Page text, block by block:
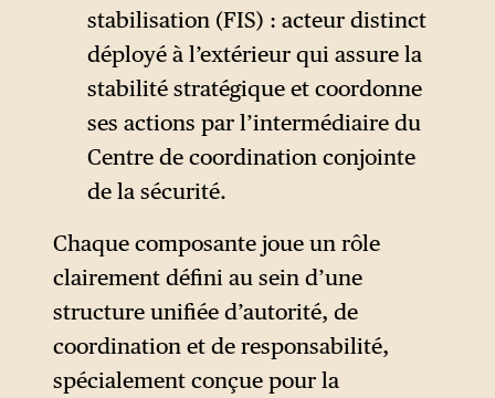
stabilisation (FIS) : acteur distinct
déployé à l’extérieur qui assure la
stabilité stratégique et coordonne
ses actions par l’intermédiaire du
Centre de coordination conjointe
de la sécurité.
Chaque composante joue un rôle
clairement défini au sein d’une
structure unifiée d’autorité, de
coordination et de responsabilité,
spécialement conçue pour la